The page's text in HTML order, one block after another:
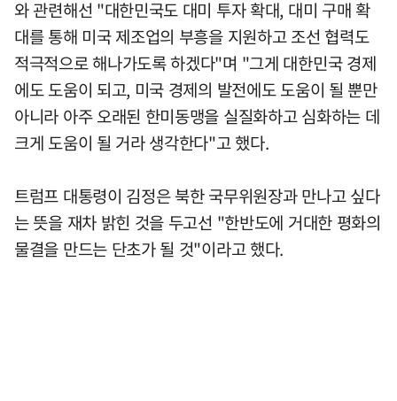
와 관련해선 "대한민국도 대미 투자 확대, 대미 구매 확
대를 통해 미국 제조업의 부흥을 지원하고 조선 협력도
적극적으로 해나가도록 하겠다"며 "그게 대한민국 경제
에도 도움이 되고, 미국 경제의 발전에도 도움이 될 뿐만
아니라 아주 오래된 한미동맹을 실질화하고 심화하는 데
크게 도움이 될 거라 생각한다"고 했다.
트럼프 대통령이 김정은 북한 국무위원장과 만나고 싶다
는 뜻을 재차 밝힌 것을 두고선 "한반도에 거대한 평화의
물결을 만드는 단초가 될 것"이라고 했다.